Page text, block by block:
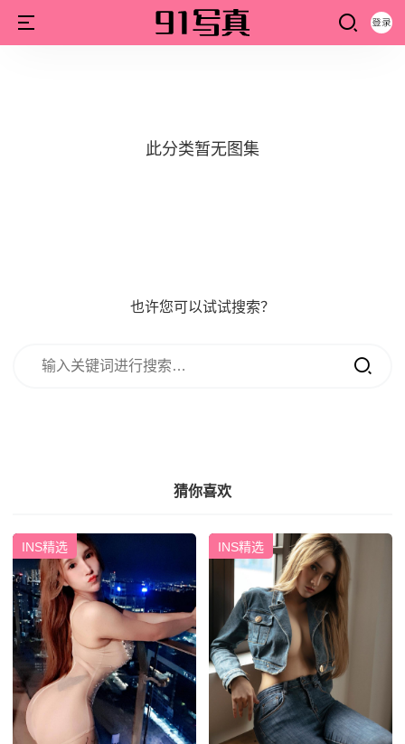
此分类暂无图集
也许您可以试试搜索？
猜你喜欢
INS精选 INS精选